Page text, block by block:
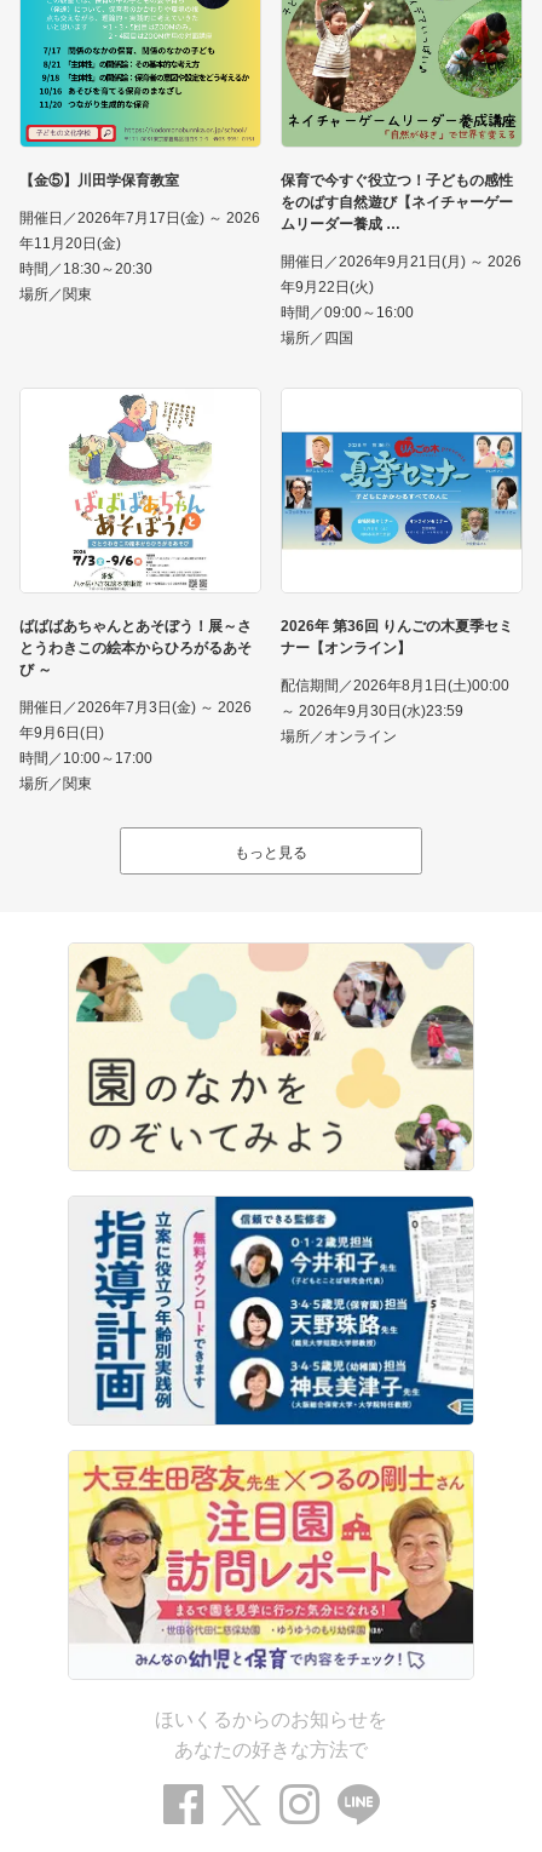
【金⑤】川田学保育教室
開催日／2026年7月17日(金) ～ 2026
年11月20日(金)
時間／18:30～20:30
場所／関東
保育で今すぐ役立つ！子どもの感性
をのばす自然遊び【ネイチャーゲー
ムリーダー養成
開催日／2026年9月21日(月) ～ 2026
年9月22日(火)
時間／09:00～16:00
場所／四国
ばばばあちゃんとあそぼう！展～さ
とうわきこの絵本からひろがるあそ
び ～
開催日／2026年7月3日(金) ～ 2026
年9月6日(日)
時間／10:00～17:00
場所／関東
2026年 第36回 りんごの木夏季セミ
ナー【オンライン】
配信期間／2026年8月1日(土)00:00
～ 2026年9月30日(水)23:59
場所／オンライン
もっと見る
ほいくるからのお知らせを
あなたの好きな方法で